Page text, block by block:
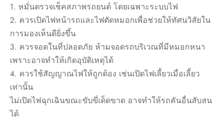
1. หมั่นตรวจเช็คสภาพรถยนต์ โดยเฉพาะระบบไฟ
2. ควรเปิดไฟหน้ารถและไฟตัดหมอกเพื่อช่วยให้ทัศนวิสัยใน
การมองเห็นดียิ่งขึ้น
3. ควรจอดในที่ปลอดภัย ห้ามจอดรถบริเวณที่มีหมอกหนา
เพราะอาจทำให้เกิดอุบัติเหตุได้
4. ควรใช้สัญญาณไฟให้ถูกต้อง เช่นเปิดไฟเลี้ยวเมื่อเลี้ยว
เท่านั้น
ไม่เปิดไฟฉุกเฉินขณะขับขี่เด็ดขาด อาจทำให้รถคันอื่นสับสน
ได้